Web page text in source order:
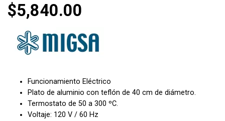
$5,840.00
Funcionamiento Eléctrico
Plato de aluminio con teflón de 40 cm de diámetro.
Termostato de 50 a 300 ºC.
Voltaje: 120 V / 60 Hz